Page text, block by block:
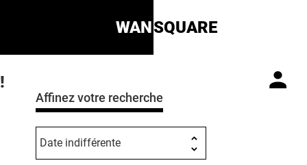
WANSQUARE
!
Affinez votre recherche